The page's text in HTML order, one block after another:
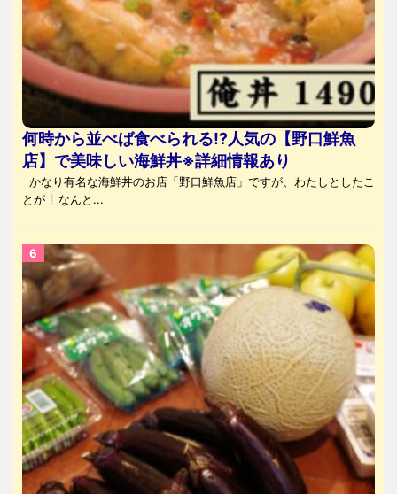
何時から並べば食べられる⁉人気の【野口鮮魚
店】で美味しい海鮮丼※詳細情報あり
かなり有名な海鮮丼のお店「野口鮮魚店」ですが、わたしとしたこ
とが
なんと...